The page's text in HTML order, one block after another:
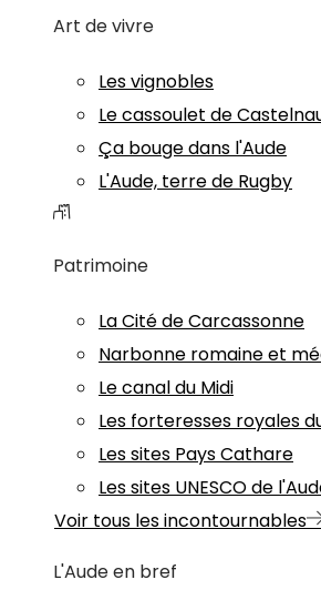
Art de vivre
Les vignobles
Le cassoulet de
Ça bouge dans l'Aude
L'Aude, terre de Rugby
Patrimoine
La Cité de Carcassonne
Narbonne romaine et
Le canal du Midi
Les forteresses royales
Les sites Pays Cathare
Les sites UNESCO de
Voir tous les incontournables
L'Aude en bref